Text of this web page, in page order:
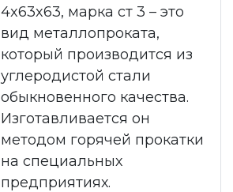
4x63x63, марка ст 3 – это
вид металлопроката,
который производится из
углеродистой стали
обыкновенного качества.
Изготавливается он
методом горячей прокатки
на специальных
предприятиях.